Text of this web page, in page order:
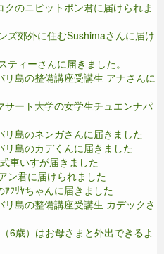
のニピットポン君に届けられま
ズ郊外に住むSushimaさんに届け
ティーさんに届きました。
島の整備講座受講生 アナさんに
ート大学の女学生チュエンナパ
島のネンガさんに届きました
島のカデくんに届きました
車いすが届きました
ン君に届けられました
ﾌﾘﾔちゃんに届きました
島の整備講座受講生 カデックさ
6歳）はお母さまと外出できるよ